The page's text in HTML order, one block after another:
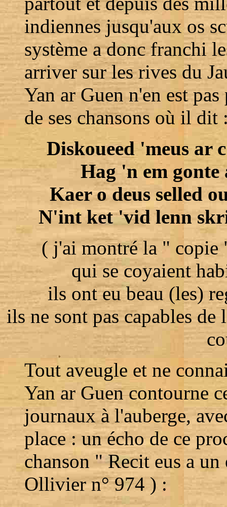
indiennes jusqu'aux os
système a donc franchi
arriver sur les rives du
Yan ar Guen n'en est
de ses chansons où il dit
Diskoueed 'meus ar
Hag 'n em
Kaer o deus selled
N'int ket 'vid lenn
( j'ai montré la " copie
qui se coyaient
ils ont eu beau (les)
ils ne sont pas capables
Tout aveugle et ne
Yan ar Guen contourne
journaux à l'auberge,
place : un écho de ce
chanson " Recit eus a
Ollivier n° 974 ) :